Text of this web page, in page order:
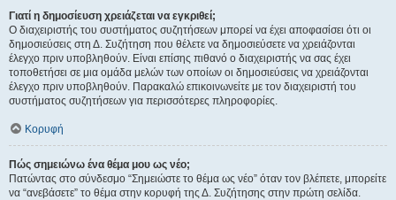
Γιατί η δημοσίευση χρειάζεται να εγκριθεί;
Ο διαχειριστής του συστήματος συζητήσεων μπορεί να έχει αποφασίσει ότι οι
δημοσιεύσεις στη Δ. Συζήτηση που θέλετε να δημοσιεύσετε να χρειάζονται
έλεγχο πριν υποβληθούν. Είναι επίσης πιθανό ο διαχειριστής να σας έχει
τοποθετήσει σε μια ομάδα μελών των οποίων οι δημοσιεύσεις να χρειάζονται
έλεγχο πριν υποβληθούν. Παρακαλώ επικοινωνείτε με τον διαχειριστή του
συστήματος συζητήσεων για περισσότερες πληροφορίες.
Κορυφή
Πώς σημειώνω ένα θέμα μου ως νέο;
Πατώντας στο σύνδεσμο “Σημειώστε το θέμα ως νέο” όταν τον βλέπετε, μπορείτε
να “ανεβάσετε” το θέμα στην κορυφή της Δ. Συζήτησης στην πρώτη σελίδα.